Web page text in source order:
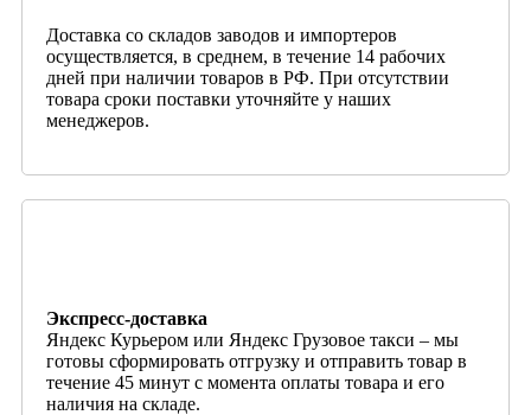
Доставка со складов заводов и импортеров
осуществляется, в среднем, в течение 14 рабочих
дней при наличии товаров в РФ. При отсутствии
товара сроки поставки уточняйте у наших
менеджеров.
Экспресс-доставка
Яндекс Курьером или Яндекс Грузовое такси – мы
готовы сформировать отгрузку и отправить товар в
течение 45 минут с момента оплаты товара и его
наличия на складе.